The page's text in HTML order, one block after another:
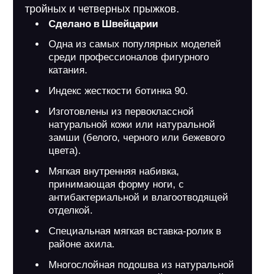
тройных и четверных прыжков.
Сделано в Швейцарии
Одна из самых популярных моделей
среди профессионалов фигурного
катания.
Индекс жесткости ботинка 90.
Изготовлены из первоклассной
натуральной кожи или натуральной
замши (белого, черного или бежевого
цвета).
Мягкая внутренняя набивка,
принимающая форму ноги, с
антибактериальной и влагоотводящей
отделкой.
Специальная мягкая вставка-ролик в
районе ахила.
Многослойная подошва из натуральной